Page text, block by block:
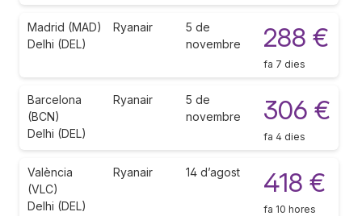
Madrid (MAD)
Delhi (DEL)
Ryanair
5 de
novembre
288 €
fa 7 dies
Barcelona
(BCN)
Delhi (DEL)
Ryanair
5 de
novembre
306 €
fa 4 dies
València
(VLC)
Delhi (DEL)
Ryanair 14 d’agost 418 €
fa 10 hores